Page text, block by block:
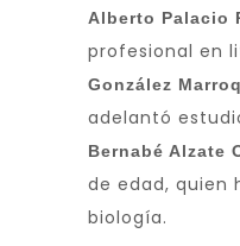
Alberto Palacio
profesional en
González
adelantó
Bernabé Alzate
de edad, quien
biología.